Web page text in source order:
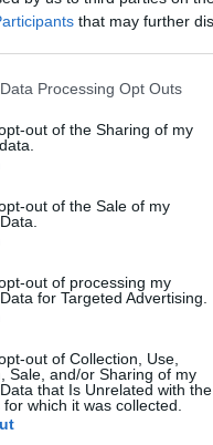
that may further
Processing Opt Outs
out of the Sharing of my
out of the Sale of my
out of processing my
for Targeted Advertising.
out of Collection, Use,
Sale, and/or Sharing of my
that Is Unrelated with the
which it was collected.